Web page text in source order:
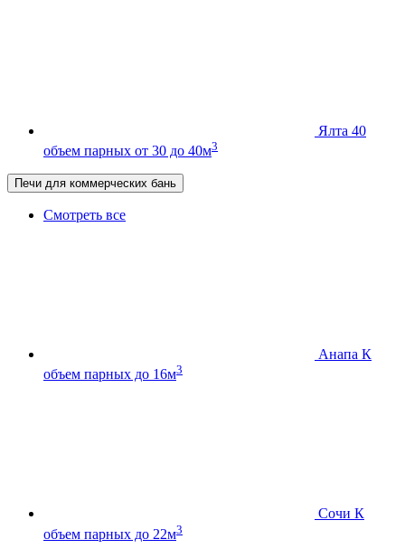
Ялта 40
объем парных от 30 до 40м3
Печи для коммерческих бань
Смотреть все
Анапа К
объем парных до 16м3
Сочи К
объем парных до 22м3